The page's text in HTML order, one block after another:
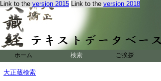
Link to the version 2015 Link to the version 2018
ホーム 検索 ご挨拶
大正蔵検索